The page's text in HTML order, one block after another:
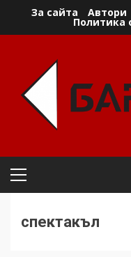
За сайта Автори
Политика
Primary
спектакъл